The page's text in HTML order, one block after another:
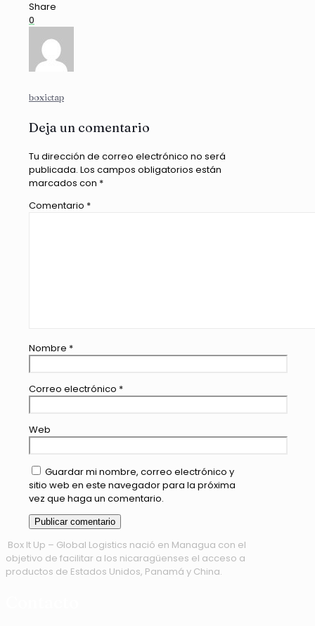
Share
0
boxictap
Deja un comentario
Tu dirección de correo electrónico no será
publicada. Los campos obligatorios están
marcados con *
Comentario *
Nombre *
Correo electrónico *
Web
Guardar mi nombre, correo electrónico y
sitio web en este navegador para la próxima
vez que haga un comentario.
Box It Up – Global Logistics nació en Managua con el
objetivo de facilitar a los nicaragüenses el acceso a
productos de Estados Unidos, Panamá y China.